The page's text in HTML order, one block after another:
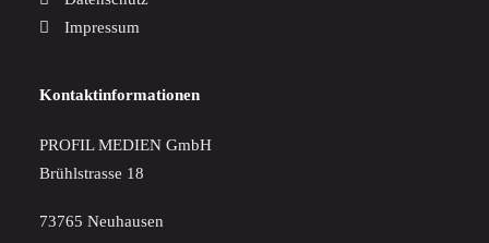
Impressum
Kontaktinformationen
PROFIL MEDIEN GmbH
Brühlstrasse 18
73765 Neuhausen